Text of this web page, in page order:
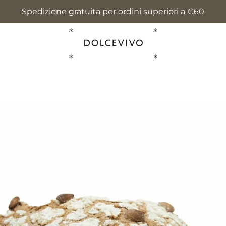
Spedizione gratuita per ordini superiori a €60